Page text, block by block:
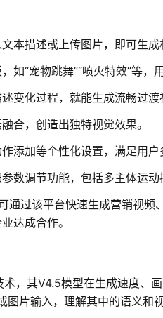
本描述或上传图片，即可生成
如“宠物跳舞”“喷火特效”等，
变化过程，就能生成流畅过渡
合，创造出独特视觉效果。
添加等个性化设置，满足用户
数调节功能，包括多主体运
通过该平台快速生成营销视
达成合作。
术，其V4.5模型在生成速度
图片输入，理解其中的语义